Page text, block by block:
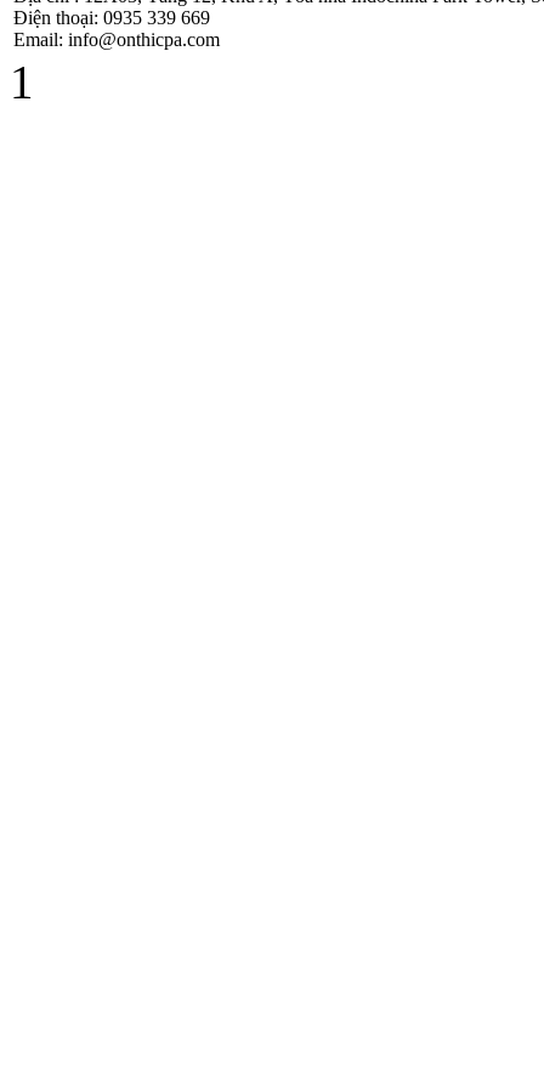
Công Văn
586/TCT-CS
Điện thoại: 0935 339 669
Email: info@onthicpa.com
1